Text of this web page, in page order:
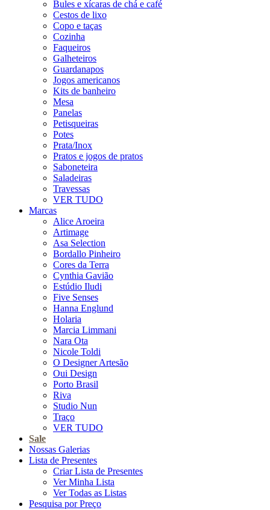
Bules e xícaras de chá e café
Cestos de lixo
Copo e taças
Cozinha
Faqueiros
Galheteiros
Guardanapos
Jogos americanos
Kits de banheiro
Mesa
Panelas
Petisqueiras
Potes
Prata/Inox
Pratos e jogos de pratos
Saboneteira
Saladeiras
Travessas
VER TUDO
Marcas
Alice Aroeira
Artimage
Asa Selection
Bordallo Pinheiro
Cores da Terra
Cynthia Gavião
Estúdio Iludi
Five Senses
Hanna Englund
Holaria
Marcia Limmani
Nara Ota
Nicole Toldi
O Designer Artesão
Oui Design
Porto Brasil
Riva
Studio Nun
Traço
VER TUDO
Sale
Nossas Galerias
Lista de Presentes
Criar Lista de Presentes
Ver Minha Lista
Ver Todas as Listas
Pesquisa por Preço